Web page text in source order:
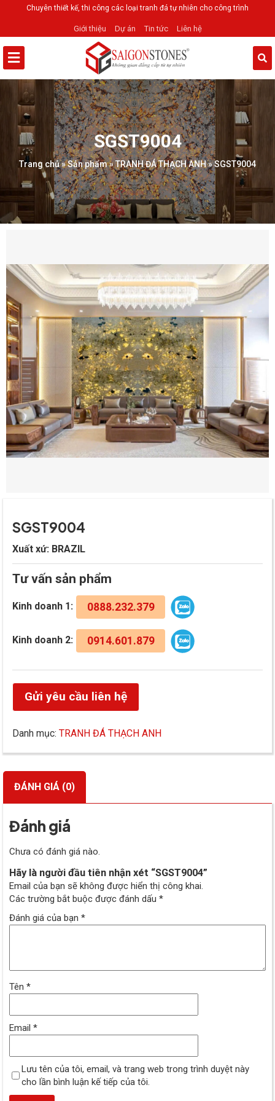
Chuyên thiết kế, thi công các loại tranh đá tự nhiên cho công trình
Giới thiệu Dự án Tin tức Liên hệ
SGST9004
Trang chủ»Sản phẩm»TRANH ĐÁ THẠCH ANH»SGST9004
SGST9004
Xuất xứ: BRAZIL
Tư vấn sản phẩm
Kinh doanh 1: 0888.232.379
Kinh doanh 2: 0914.601.879
Gửi yêu cầu liên hệ
Danh mục: TRANH ĐÁ THẠCH ANH
ĐÁNH GIÁ (0)
Đánh giá
Chưa có đánh giá nào.
Hãy là người đầu tiên nhận xét “SGST9004”
Email của bạn sẽ không được hiển thị công khai.
Các trường bắt buộc được đánh dấu *
Đánh giá của bạn *
Tên *
Email *
Lưu tên của tôi, email, và trang web trong trình duyệt này
cho lần bình luận kế tiếp của tôi.